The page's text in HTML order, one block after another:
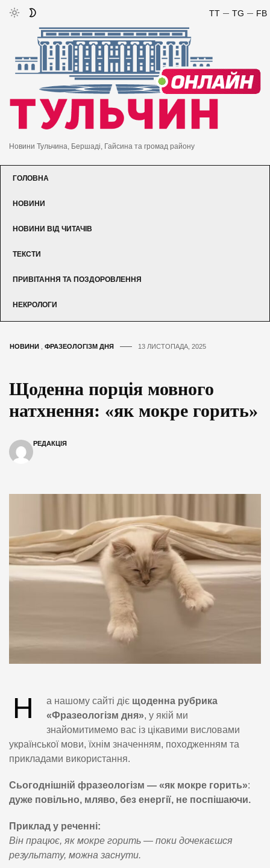
FB
TG
TT
Новини Тульчина, Бершаді, Гайсина та громад району
ГОЛОВНА
НОВИНИ
НОВИНИ ВІД ЧИТАЧІВ
ТЕКСТИ
ПРИВІТАННЯ ТА ПОЗДОРОВЛЕННЯ
НЕКРОЛОГИ
НОВИНИ ФРАЗЕОЛОГІЗМ ДНЯ 13 ЛИСТОПАДА, 2025
Щоденна порція мовного
натхнення: «як мокре горить»
РЕДАКЦІЯ
Н а нашому сайті діє щоденна рубрика
«Фразеологізм дня», у якій ми
знайомитимемо вас із цікавими висловами
української мови, їхнім значенням, походженням та
прикладами використання.
Сьогоднішній фразеологізм — «як мокре горить»:
дуже повільно, мляво, без енергії, не поспішаючи.
Приклад у реченні:
Він працює, як мокре горить — поки дочекаєшся
результату, можна заснути.